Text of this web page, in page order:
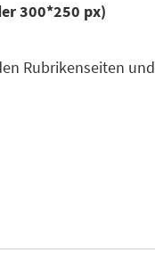
300*250 px)
Rubrikenseiten und